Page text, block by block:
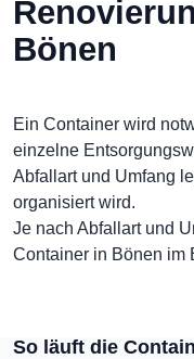
Bönen
Ein Container wird
einzelne
Abfallart und Umfang
organisiert wird.
Je nach Abfallart und
Container in Bönen im
So läuft die